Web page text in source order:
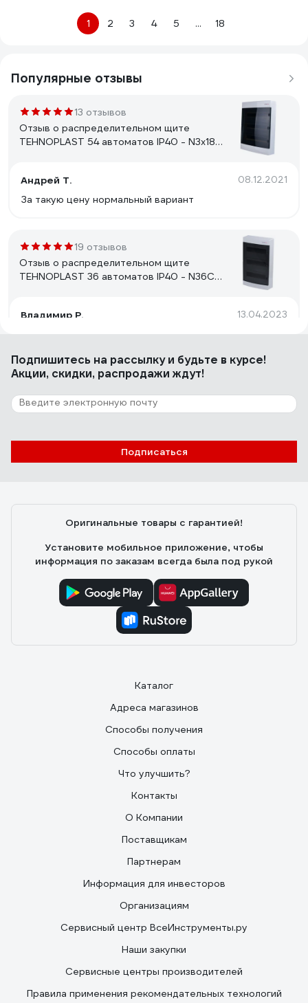
1 2 3 4 5 ... 18
Популярные отзывы
13 отзывов
Отзыв о распределительном щите
TEHNOPLAST 54 автоматов IP40 - N3x18C
Андрей Т.
08.12.2021
За такую цену нормальный вариант
19 отзывов
Отзыв о распределительном щите
TEHNOPLAST 36 автоматов IP40 - N36C
Владимир Р.
13.04.2023
Может кому пригодится фото документации.
94 отзыва
Отзыв о боксе IEK КМПн 2/6 на 6 мод. IP30
ОП MKP42-N-06-30-09 65207
Подпишитесь на рассылкуи будьте в курсе!
Акции, скидки, распродажи ждут!
Подписаться
Оригинальные товары с гарантией!
Установите мобильное приложение, чтобы
информация по заказам всегда была под рукой
Каталог
Адреса магазинов
Способы получения
Способы оплаты
Что улучшить?
Контакты
О Компании
Поставщикам
Партнерам
Информация для инвесторов
Организациям
Сервисный центр ВсеИнструменты.ру
Наши закупки
Сервисные центры производителей
Правила применения рекомендательных технологий